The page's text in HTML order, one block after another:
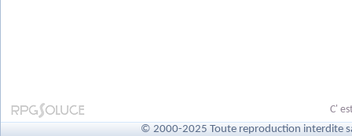
C'
© 2000-2025 Toute reproduction interdite